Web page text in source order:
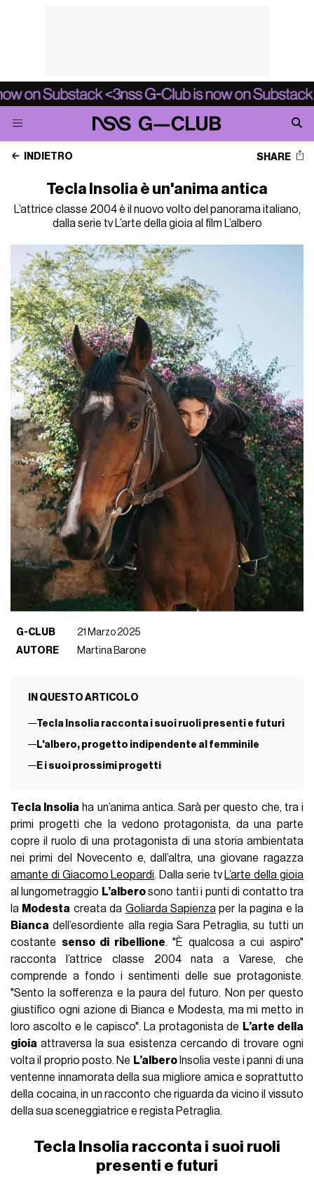
INDIETRO SHARE
Tecla Insolia è un'anima antica
L’attrice classe 2004 è il nuovo volto del panorama italiano,
dalla serie tv L’arte della gioia al film L’albero
G-CLUB
21 Marzo 2025
AUTORE
Martina Barone
IN QUESTO ARTICOLO
Tecla Insolia racconta i suoi ruoli presenti e futuri
L'albero, progetto indipendente al femminile
E i suoi prossimi progetti
Tecla Insolia ha un’anima antica. Sarà per questo che, tra i
primi progetti che la vedono protagonista, da una parte
copre il ruolo di una protagonista di una storia ambientata
nei primi del Novecento e, dall’altra, una giovane ragazza
amante di Giacomo Leopardi. Dalla serie tv L’arte della gioia
al lungometraggio L’alberosono tanti i punti di contatto tra
la Modesta creata da Goliarda Sapienza per la pagina e la
Bianca dell’esordiente alla regia Sara Petraglia, su tutti un
costante senso di ribellione. "È qualcosa a cui aspiro"
racconta l’attrice classe 2004 nata a Varese, che
comprende a fondo i sentimenti delle sue protagoniste.
"Sento la sofferenza e la paura del futuro. Non per questo
giustifico ogni azione di Bianca e Modesta, ma mi metto in
loro ascolto e le capisco". La protagonista de L’arte della
gioia attraversa la sua esistenza cercando di trovare ogni
volta il proprio posto. Ne L’alberoInsolia veste i panni di una
ventenne innamorata della sua migliore amica e soprattutto
della cocaina, in un racconto che riguarda da vicino il vissuto
della sua sceneggiatrice e regista Petraglia.
Tecla Insolia racconta i suoi ruoli
presenti e futuri